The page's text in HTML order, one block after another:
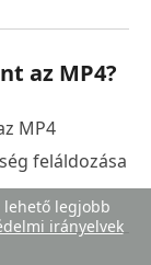
az MP4?
MP4
feláldozása
lehető legjobb
irányelvek